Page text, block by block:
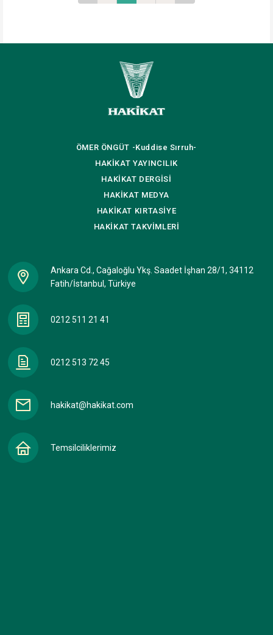
ÖMER ÖNGÜT -Kuddise Sırruh-
HAKİKAT YAYINCILIK
HAKİKAT DERGİSİ
HAKİKAT MEDYA
HAKİKAT KIRTASİYE
HAKİKATTAKVİMLERİ
Ankara Cd., Cağaloğlu Ykş. Saadet İşhan 28/1, 34112
Fatih/İstanbul, Türkiye
0212 511 21 41
0212 513 72 45
hakikat@hakikat.com
Temsilciliklerimiz